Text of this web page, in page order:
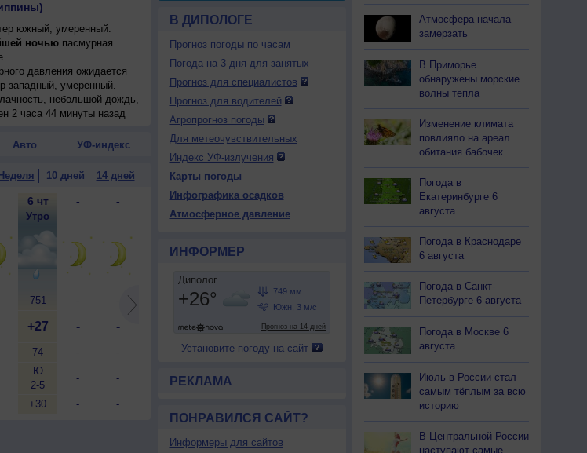
южный, умеренный.
ночьюпасмурная
давления ожидается
западный, умеренный.
небольшой дождь,
западный, сильный,
дождь, возможна
2 часа 44 минуты назад
Авто УФ-индекс
Неделя 10 дней 14 дней
6 чт
Утро
751
+27
74
Ю
2-5
+30
-
-
-
-
-
-
-
-
-
-
-
-
-
-
-
-
-
-
-
-
-
6 чт
Утро
750
+31
61
-
-
-
-
-
-
-
-
-
-
-
-
-
-
-
-
748
+31
В ДИПОЛОГЕ
Прогноз погоды по часам
Погода на 3 дня для занятых
Прогноз для специалистов
Прогноз для водителей
Агропрогноз погоды
Для метеочувствительных
Индекс УФ-излучения
Карты погоды
Инфографика осадков
Атмосферное давление
ИНФОРМЕР
Установите погоду на сайт
РЕКЛАМА
ПОНРАВИЛСЯ САЙТ?
Информеры для сайтов
Атмосфера начала
замерзать
В Приморье
обнаружены морские
волны тепла
Изменение климата
повлияло на ареал
обитания бабочек
Погода в
Екатеринбурге 6
августа
Погода в Краснодаре
6 августа
Погода в Санкт-
Петербурге 6 августа
Погода в Москве 6
августа
Июль в России стал
самым тёплым за всю
историю
В Центральной России
наступают самые